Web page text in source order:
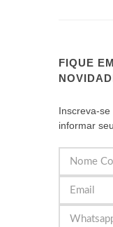
FIQUE
Inscreva-
informar